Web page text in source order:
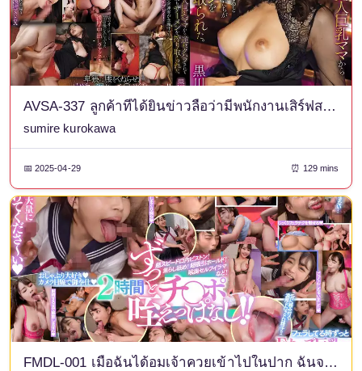
AVSA-337 ลูกค้าที่ได้ยินข่าวลือว่ามีพนักงานเสิร์ฟสาวสวยหน้าอกใหญ่ในร้านขายของว่างที่โตเกียวคอยลวนลามและบังคับให้พวกเธอหลั่งน้ำอสุจิหลายครั้ง ต่างพากันวิ่งไปที่บ้านของเธอ และถูกบีบน้ำอสุจิออกมาซ้ำแล้วซ้ำเล่า คุโรคาวะ ซุมิเระ
sumire kurokawa
📅 2025-04-29 ⏰ 129 mins
FMDL-001 เมื่อฉันได้อมเจ้าควยเข้าไปในปาก ฉันจะไม่ยอมปล่อยจนกว่าจะหลั่งออกมา - ความรักอันสุดยอดของควย - มิสึกิ ยูอินะ